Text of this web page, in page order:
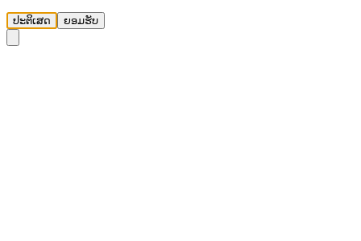
ປະຕິເສດ ຍອມຮັບ